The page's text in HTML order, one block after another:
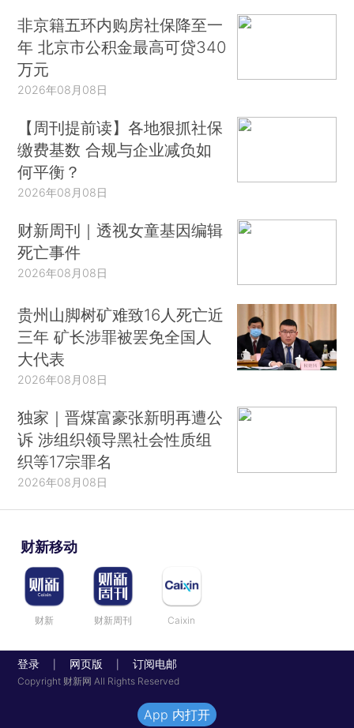
非京籍五环内购房社保降至一
年 北京市公积金最高可贷340
万元
2026年08月08日
【周刊提前读】各地狠抓社保
缴费基数 合规与企业减负如
何平衡？
2026年08月08日
财新周刊｜透视女童基因编辑
死亡事件
2026年08月08日
贵州山脚树矿难致16人死亡近
三年 矿长涉罪被罢免全国人
大代表
2026年08月08日
独家｜晋煤富豪张新明再遭公
诉 涉组织领导黑社会性质组
织等17宗罪名
2026年08月08日
财新移动
财新 财新周刊 Caixin
登录 网页版 订阅电邮
Copyright 财新网 All Rights Reserved
App 内打开